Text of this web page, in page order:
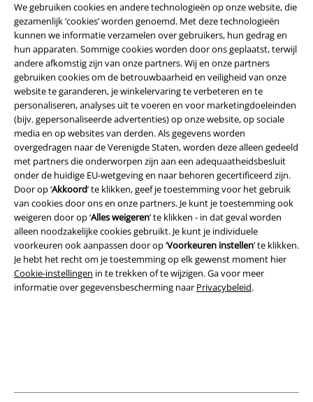
We gebruiken cookies en andere technologieën op onze website, die
gezamenlijk ‘cookies’ worden genoemd. Met deze technologieën
kunnen we informatie verzamelen over gebruikers, hun gedrag en
hun apparaten. Sommige cookies worden door ons geplaatst, terwijl
andere afkomstig zijn van onze partners. Wij en onze partners
gebruiken cookies om de betrouwbaarheid en veiligheid van onze
website te garanderen, je winkelervaring te verbeteren en te
personaliseren, analyses uit te voeren en voor marketingdoeleinden
(bijv. gepersonaliseerde advertenties) op onze website, op sociale
media en op websites van derden. Als gegevens worden
overgedragen naar de Verenigde Staten, worden deze alleen gedeeld
met partners die onderworpen zijn aan een adequaatheidsbesluit
onder de huidige EU-wetgeving en naar behoren gecertificeerd zijn.
Door op ‘Akkoord’ te klikken, geef je toestemming voor het gebruik
van cookies door ons en onze partners. Je kunt je toestemming ook
weigeren door op ‘Alles weigeren’ te klikken - in dat geval worden
alleen noodzakelijke cookies gebruikt. Je kunt je individuele
voorkeuren ook aanpassen door op ‘Voorkeuren instellen’ te klikken.
Je hebt het recht om je toestemming op elk gewenst moment hier
Cookie-instellingen in te trekken of te wijzigen. Ga voor meer
informatie over gegevensbescherming naar Privacybeleid.
Legal
Algemene Voorwaarden
Bedrijfsgegevens
Privacyverklaring
Verklaring van conformiteit
Alle prijzen incl.wettelijke BTW